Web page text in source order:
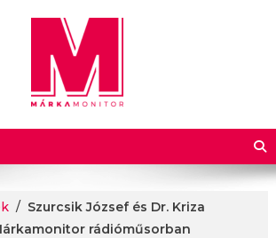
/ Szurcsik József és Dr. Kriza
rádióműsorban